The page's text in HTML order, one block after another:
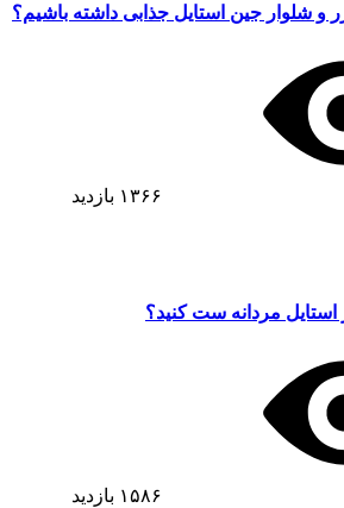
و شلوار جین استایل جذابی داشته باشیم؟
۱۳۶۶ بازدید
مردانه ست کنید؟
۱۵۸۶ بازدید